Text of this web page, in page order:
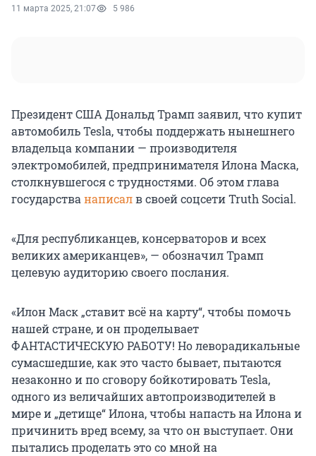
11 марта 2025, 21:07 5 986
Президент США Дональд Трамп заявил, что купит
автомобиль Tesla, чтобы поддержать нынешнего
владельца компании — производителя
электромобилей, предпринимателя Илона Маска,
столкнувшегося с трудностями. Об этом глава
государства написалв своей соцсети Truth Social.
«Для республиканцев, консерваторов и всех
великих американцев», — обозначил Трамп
целевую аудиторию своего послания.
«Илон Маск „ставит всё на карту“, чтобы помочь
нашей стране, и он проделывает
ФАНТАСТИЧЕСКУЮ РАБОТУ! Но леворадикальные
сумасшедшие, как это часто бывает, пытаются
незаконно и по сговору бойкотировать Tesla,
одного из величайших автопроизводителей в
мире и „детище“ Илона, чтобы напасть на Илона и
причинить вред всему, за что он выступает. Они
пытались проделать это со мной на